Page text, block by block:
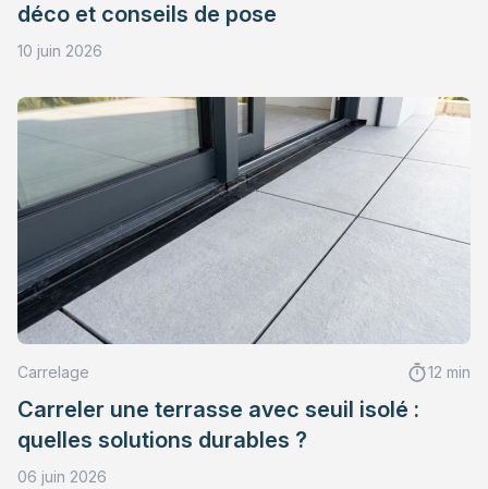
déco et conseils de pose
10 juin 2026
Carrelage 12 min
Carreler une terrasse avec seuil isolé :
quelles solutions durables ?
06 juin 2026